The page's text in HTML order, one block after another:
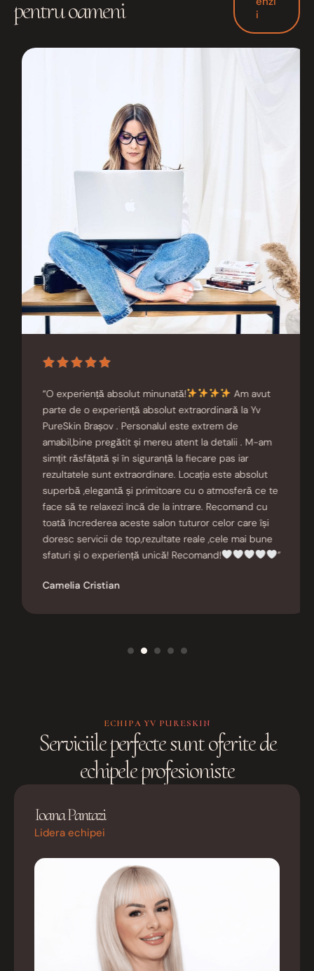
pentru oameni
i
“O experiență absolut minunată!
Am avut
parte de o experiență absolut extraordinară la Yv
PureSkin Brașov . Personalul este extrem de
amabil,bine pregătit și mereu atent la detalii . M-am
simțit răsfățată și în siguranță la fiecare pas iar
rezultatele sunt extraordinare. Locația este absolut
superbă ,elegantă și primitoare cu o atmosferă ce te
face să te relaxezi încă de la intrare. Recomand cu
toată încrederea aceste salon tuturor celor care își
doresc servicii de top,rezultate reale ,cele mai bune
sfaturi și o experiență unică! Recomand!
”
Camelia Cristian
ECHIPA YV PURESKIN
Serviciile perfecte sunt oferite de
echipele profesioniste
Ioana Pantazi
Lidera echipei